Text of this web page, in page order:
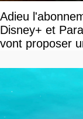
Adieu
Disney+ et
vont proposer